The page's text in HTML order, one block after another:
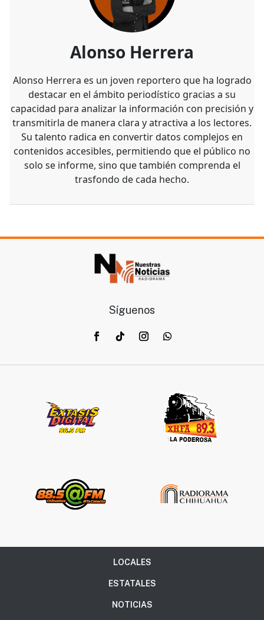
Alonso Herrera
Alonso Herrera es un joven reportero que ha logrado
destacar en el ámbito periodístico gracias a su
capacidad para analizar la información con precisión y
transmitirla de manera clara y atractiva a los lectores.
Su talento radica en convertir datos complejos en
contenidos accesibles, permitiendo que el público no
solo se informe, sino que también comprenda el
trasfondo de cada hecho.
Síguenos
LOCALES
ESTATALES
NOTICIAS